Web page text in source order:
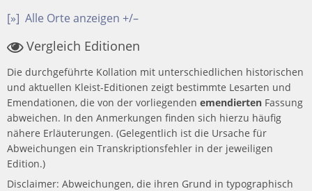
[»] Alle Orte anzeigen +/–
Vergleich Editionen
Die durchgeführte Kollation mit unterschiedlichen historischen
und aktuellen Kleist-Editionen zeigt bestimmte Lesarten und
Emendationen, die von der vorliegenden emendierten Fassung
abweichen. In den Anmerkungen finden sich hierzu häufig
nähere Erläuterungen. (Gelegentlich ist die Ursache für
Abweichungen ein Transkriptionsfehler in der jeweiligen
Edition.)
Disclaimer: Abweichungen, die ihren Grund in typographisch